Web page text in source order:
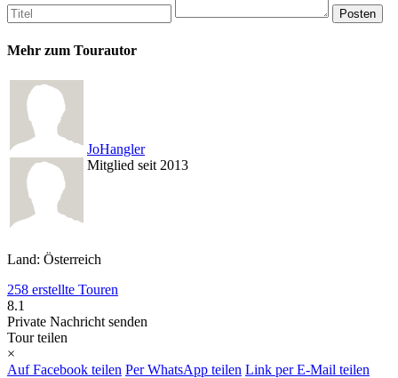
Mehr zum Tourautor
JoHangler
Mitglied seit 2013
Land: Österreich
258 erstellte Touren
8.1
Private Nachricht senden
Tour teilen
×
Auf Facebook teilen Per WhatsApp teilen Link per E-Mail teilen